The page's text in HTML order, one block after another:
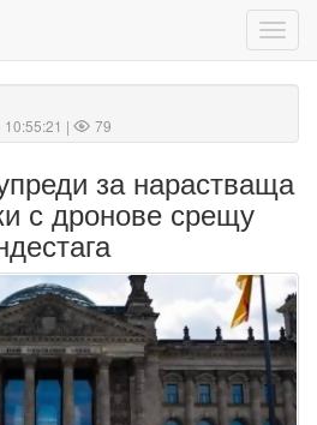
10:55:21 | 79
за нарастваща
с дронове срещу